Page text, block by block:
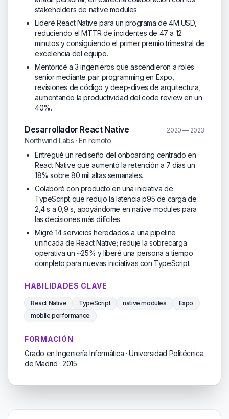
stakeholders de native modules.
Lideré React Native para un programa de 4M USD,
reduciendo el MTTR de incidentes de 47 a 12
minutos y consiguiendo el primer premio trimestral de
excelencia del equipo.
Mentoricé a 3 ingenieros que ascendieron a roles
senior mediante pair programming en Expo,
revisiones de código y deep-dives de arquitectura,
aumentando la productividad del code review en un
40%.
Desarrollador React Native 2020 — 2023
Northwind Labs · En remoto
Entregué un rediseño del onboarding centrado en
React Native que aumentó la retención a 7 días un
18% sobre 80 mil altas semanales.
Colaboré con producto en una iniciativa de
TypeScript que redujo la latencia p95 de carga de
2,4 s a 0,9 s, apoyándome en native modules para
las decisiones más difíciles.
Migré 14 servicios heredados a una pipeline
unificada de React Native; reduje la sobrecarga
operativa un ~25% y liberé una persona a tiempo
completo para nuevas iniciativas con TypeScript.
HABILIDADES CLAVE
React Native TypeScript native modules
Expo
mobile performance
FORMACIÓN
Grado en Ingeniería Informática · Universidad Politécnica
de Madrid · 2015